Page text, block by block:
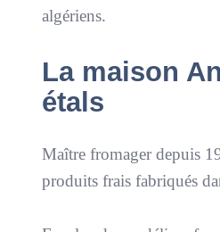
algériens.
La maison
étals
Maître fromager depuis
produits frais fabriqués